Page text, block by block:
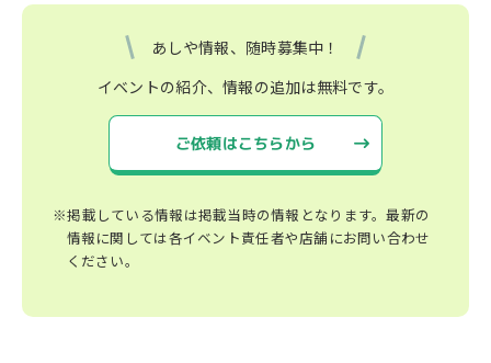
あしや情報、随時募集中！
イベントの紹介、情報の追加は無料です。
ご依頼はこちらから
※掲載している情報は掲載当時の情報となります。最新の
情報に関しては各イベント責任者や店舗にお問い合わせ
ください。